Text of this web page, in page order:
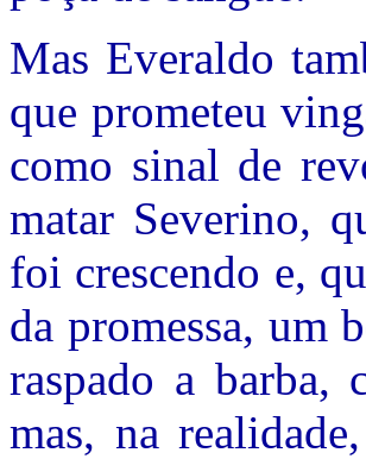
Mas Everaldo
que prometeu
como sinal de
matar Severino,
foi crescendo e,
da promessa, um
raspado a barba,
mas, na